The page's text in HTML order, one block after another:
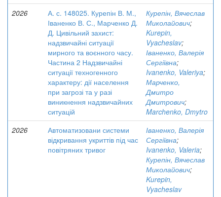
2026
А. с. 148025. Курепін В. М.,
Іваненко В. С., Марченко Д.
Д. Цивільний захист:
надзвичайні ситуації
мирного та воєнного часу.
Частина 2 Надзвичайні
ситуації техногенного
характеру: дії населення
при загрозі та у разі
виникнення надзвичайних
ситуацій
Курепін, Вячеслав
Миколайович;
Kurepin,
Vyacheslav;
Іваненко, Валерія
Сергіївна;
Ivanenko, Valeriya;
Марченко,
Дмитро
Дмитрович;
Marchenko, Dmytro
2026
Автоматизовани системи
відкривання укриттів під час
повітряних тривог
Іваненко, Валерія
Сергіївна;
Ivanenko, Valeria;
Курепін, Вячеслав
Миколайович;
Kurepin,
Vyacheslav